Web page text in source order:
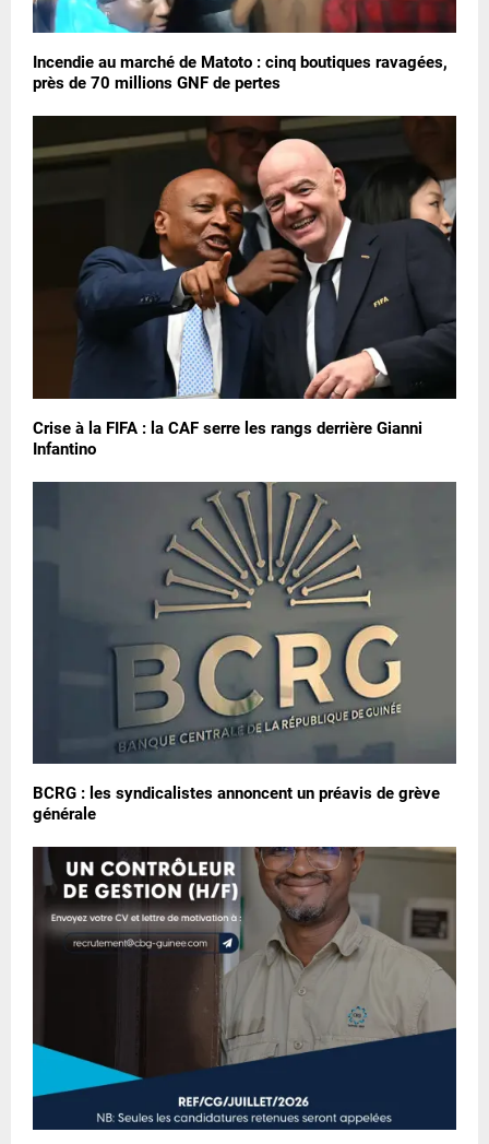
Incendie au marché de Matoto : cinq boutiques ravagées,
près de 70 millions GNF de pertes
Crise à la FIFA : la CAF serre les rangs derrière Gianni
Infantino
BCRG : les syndicalistes annoncent un préavis de grève
générale